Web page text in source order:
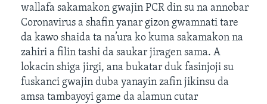
wallafa sakamakon gwajin PCR din su na annobar
Coronavirus a shafin yanar gizon gwamnati tare
da kawo shaida ta na’ura ko kuma sakamakon na
zahiri a filin tashi da saukar jiragen sama. A
lokacin shiga jirgi, ana bukatar duk fasinjoji su
fuskanci gwajin duba yanayin zafin jikinsu da
amsa tambayoyi game da alamun cutar